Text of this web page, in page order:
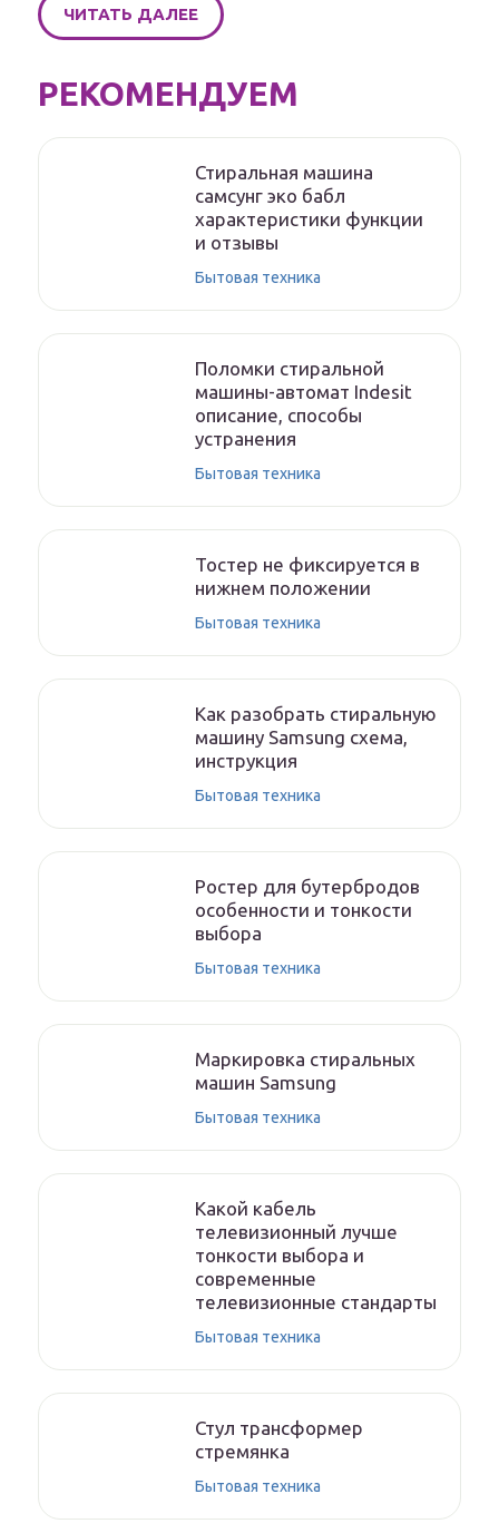
ЧИТАТЬ ДАЛЕЕ
РЕКОМЕНДУЕМ
Стиральная машина
самсунг эко бабл
характеристики функции
и отзывы
Бытовая техника
Поломки стиральной
машины-автомат Indesit
описание, способы
устранения
Бытовая техника
Тостер не фиксируется в
нижнем положении
Бытовая техника
Как разобрать стиральную
машину Samsung схема,
инструкция
Бытовая техника
Ростер для бутербродов
особенности и тонкости
выбора
Бытовая техника
Маркировка стиральных
машин Samsung
Бытовая техника
Какой кабель
телевизионный лучше
тонкости выбора и
современные
телевизионные стандарты
Бытовая техника
Стул трансформер
стремянка
Бытовая техника